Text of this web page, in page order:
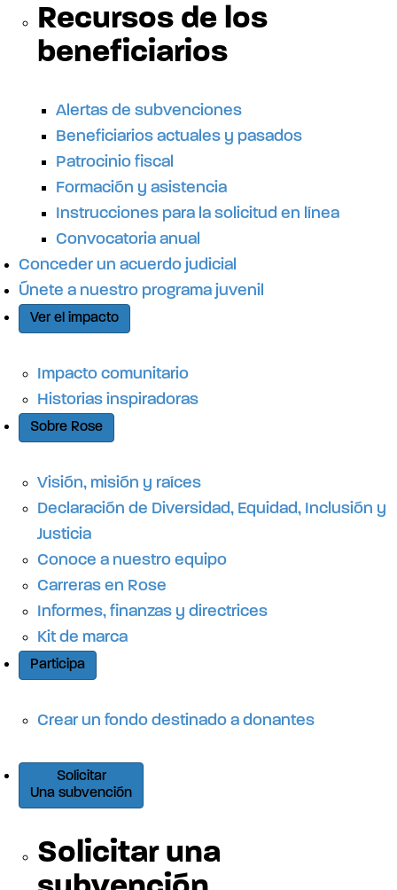
Recursos de los
beneficiarios
Alertas de subvenciones
Beneficiarios actuales y pasados
Patrocinio fiscal
Formación y asistencia
Instrucciones para la solicitud en línea
Convocatoria anual
Conceder un acuerdo judicial
Únete a nuestro programa juvenil
Ver el impacto
Impacto comunitario
Historias inspiradoras
Sobre Rose
Visión, misión y raíces
Declaración de Diversidad, Equidad, Inclusión y
Justicia
Conoce a nuestro equipo
Carreras en Rose
Informes, finanzas y directrices
Kit de marca
Participa
Crear un fondo destinado a donantes
Solicitar
Una subvención
Solicitar una